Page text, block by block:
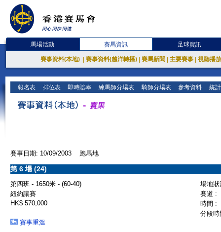
馬場活動 賽馬資訊 足球資訊
賽事資料(本地) 賽事資料(越洋轉播) 賽馬新聞 主要賽事 視聽播
報名表 排位表 即時賠率 練馬師分場表 騎師分場表 參考資料 統
賽事日期: 10/09/2003 跑馬地
第 6 場 (24)
第四班 - 1650米 - (60-40)
場地
紐約讓賽
賽道 :
HK$ 570,000
時間 :
分段
賽事重溫